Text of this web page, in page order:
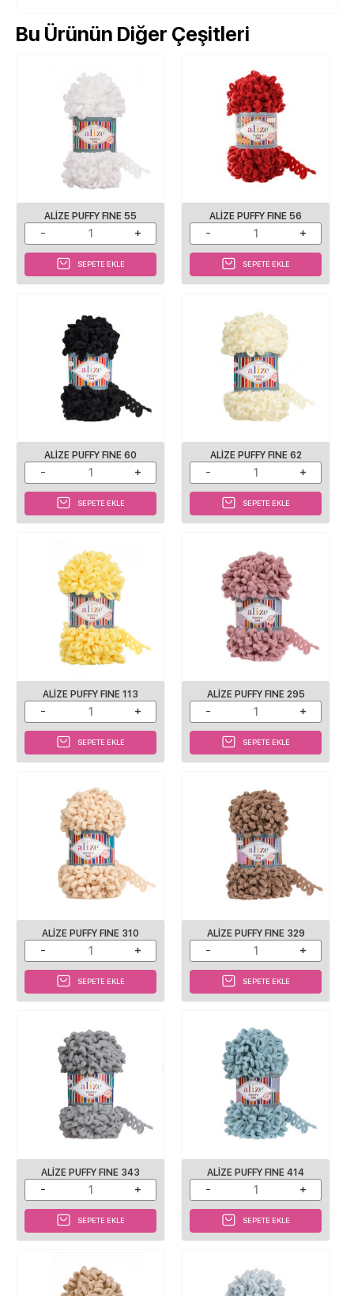
Bu Ürünün Diğer Çeşitleri
ALIZE PUFFY FINE 55
SEPETE EKLE
ALIZE PUFFY FINE 56
SEPETE EKLE
ALIZE PUFFY FINE 60
SEPETE EKLE
ALIZE PUFFY FINE 62
SEPETE EKLE
ALIZE PUFFY FINE 113
SEPETE EKLE
ALIZE PUFFY FINE 295
SEPETE EKLE
ALIZE PUFFY FINE 310
SEPETE EKLE
ALIZE PUFFY FINE 329
SEPETE EKLE
ALIZE PUFFY FINE 343
SEPETE EKLE
ALIZE PUFFY FINE 414
SEPETE EKLE